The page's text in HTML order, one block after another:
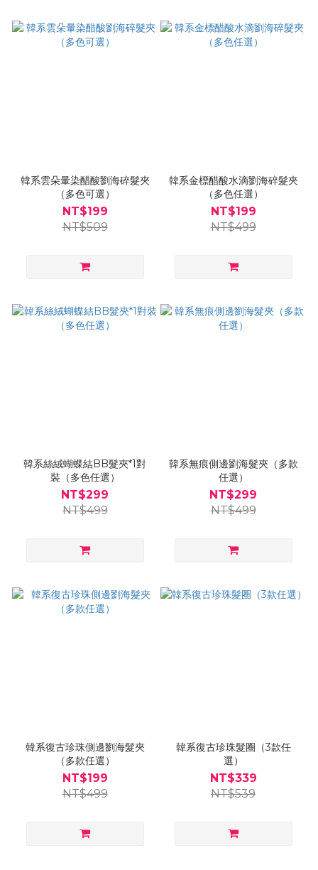
韓系雲朵暈染醋酸劉海碎髮夾
（多色可選）
NT$199
NT$509
韓系金標醋酸水滴劉海碎髮夾
（多色任選）
NT$199
NT$499
韓系絲絨蝴蝶結BB髮夾*1對
裝（多色任選）
NT$299
NT$499
韓系無痕側邊劉海髮夾（多款
任選）
NT$299
NT$499
韓系復古珍珠側邊劉海髮夾
（多款任選）
NT$199
NT$499
韓系復古珍珠髮圈（3款任
選）
NT$339
NT$539